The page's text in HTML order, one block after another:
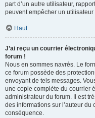
part d’un autre utilisateur,
peuvent empêcher un
Haut
J’ai reçu un courrier
forum !
Nous en sommes navrés. Le
ce forum possède des
envoyant de tels messages.
une copie complète du courrier
administrateur du forum. Il est
des informations sur l’auteur
conséquence.